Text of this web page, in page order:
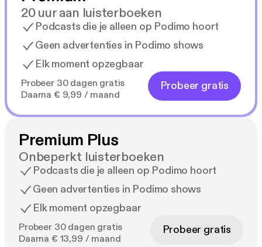
20 uur aan luisterboeken
Podcasts die je alleen op Podimo hoort
Geen advertenties in Podimo shows
Elk moment opzegbaar
Probeer 30 dagen gratis
Daarna € 9,99 / maand
Probeer gratis
Premium Plus
Onbeperkt luisterboeken
Podcasts die je alleen op Podimo hoort
Geen advertenties in Podimo shows
Elk moment opzegbaar
Probeer 30 dagen gratis
Daarna € 13,99 / maand
Probeer gratis